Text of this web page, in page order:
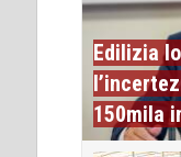
Edilizia
150mila